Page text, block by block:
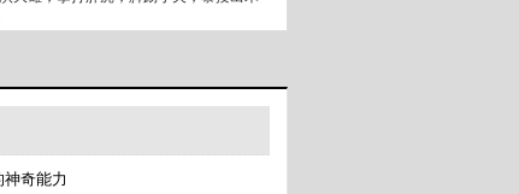
超你们想象！”\n......\n终于。 \n在林远在
：“我以为有多难呢！”\n “就这怪谈？我还
奇能力